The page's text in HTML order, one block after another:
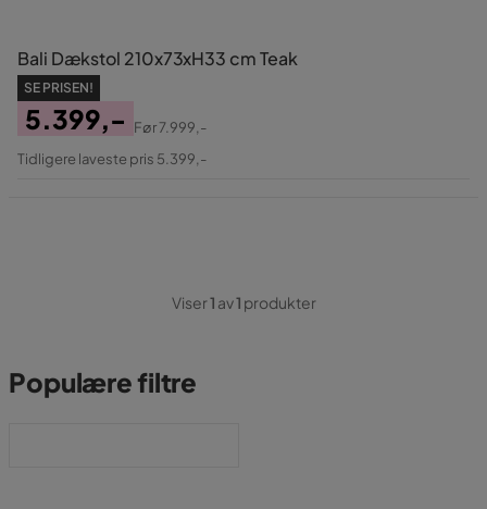
Bali Dækstol 210x73xH33 cm Teak
SE PRISEN!
Pris
5.399,-
Original
Før7.999,-
Tidligere laveste pris 5.399,-
Viser1 av1 produkter
Populære filtre